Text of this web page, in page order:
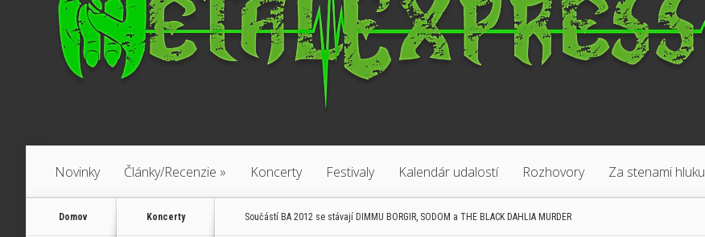
Novinky Články/Recenzie » Koncerty Festivaly Kalendár udalostí Rozhovory Za stenami hluku
Domov Koncerty Součástí BA 2012 se stávají DIMMU BORGIR, SODOM a THE BLACK DAHLIA MURDER